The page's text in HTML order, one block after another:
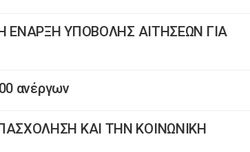
ΕΝΑΡΞΗ ΥΠΟΒΟΛΗΣ ΑΙΤΗΣΕΩΝ ΓΙΑ
ανέργων
ΚΑΙ ΤΗΝ ΚΟΙΝΩΝΙΚΗ